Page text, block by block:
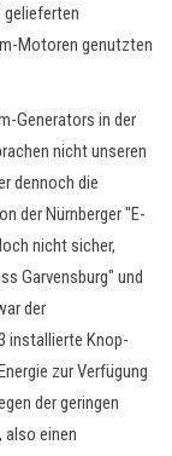
gelieferten
Motoren genutzten
Generators in der
nicht unseren
dennoch die
der Nürnberger "E-
nicht sicher,
Garvensburg" und
der
installierte Knop-
zur Verfügung
der geringen
also einen